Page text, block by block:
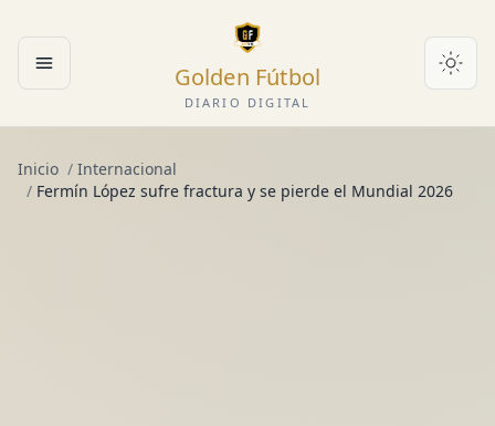
Abrir menú Golden Fútbol
DIARIO DIGITAL
Inicio / Internacional
/ Fermín López sufre fractura y se pierde el Mundial 2026